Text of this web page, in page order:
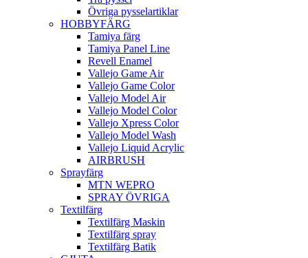
Övriga pysselartiklar
HOBBYFÄRG
Tamiya färg
Tamiya Panel Line
Revell Enamel
Vallejo Game Air
Vallejo Game Color
Vallejo Model Air
Vallejo Model Color
Vallejo Xpress Color
Vallejo Model Wash
Vallejo Liquid Acrylic
AIRBRUSH
Sprayfärg
MTN WEPRO
SPRAY ÖVRIGA
Textilfärg
Textilfärg Maskin
Textilfärg spray
Textilfärg Batik